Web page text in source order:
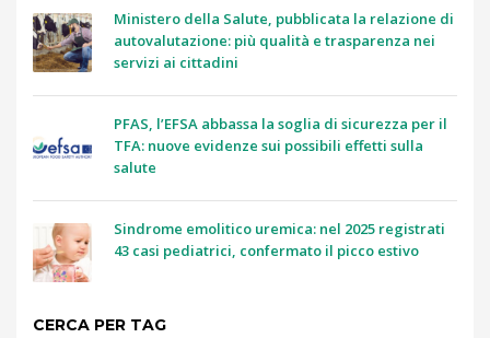
Ministero della Salute, pubblicata la relazione di
autovalutazione: più qualità e trasparenza nei
servizi ai cittadini
PFAS, l’EFSA abbassa la soglia di sicurezza per il
TFA: nuove evidenze sui possibili effetti sulla
salute
Sindrome emolitico uremica: nel 2025 registrati
43 casi pediatrici, confermato il picco estivo
CERCA PER TAG